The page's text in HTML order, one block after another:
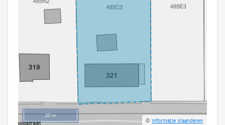
20 m
©Informatie Vlaanderen